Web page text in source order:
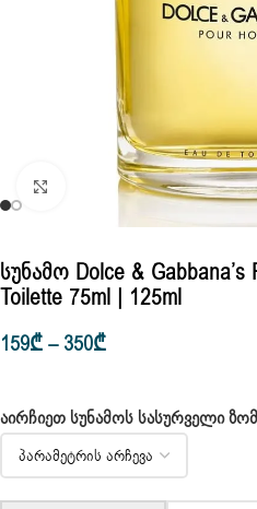
Click to enlarge
Სუნამო Dolce & Gabbana’s
Toilette 75ml | 125ml
159₾– 350₾
ᲐᲘᲠᲩᲘᲔᲗ ᲡᲣᲜᲐᲛᲝᲡ ᲡᲐᲡᲣᲠᲕᲔᲚᲘ